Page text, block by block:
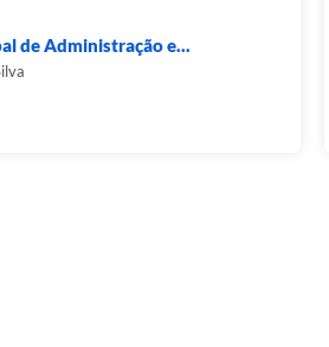
de Administração e...